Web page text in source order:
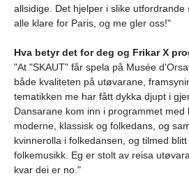
allsidige. Det hjelper i slike utfordrande
alle klare for Paris, og me gler oss!"
Hva betyr det for deg og Frikar X
"At "SKAUT" får spela på Musée
både kvaliteten på utøvarane,
tematikken me har fått dykka djupt i
Dansarane kom inn i programmet med
moderne, klassisk og folkedans, og
kvinnerolla i folkedansen, og tilmed
folkemusikk. Eg er stolt av reisa
kvar dei er no."